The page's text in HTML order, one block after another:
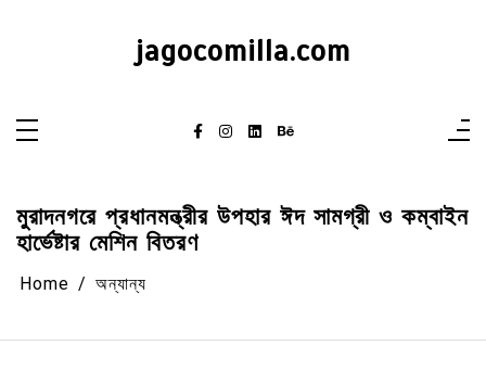
jagocomilla.com
মুরাদনগরে প্রধানমন্ত্রীর উপহার ঈদ সামগ্রী ও কম্বাইন
হার্ভেষ্টার মেশিন বিতরণ
Home অন্যান্য